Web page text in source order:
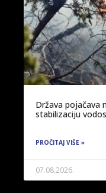
Država pojačava
stabilizaciju
PROČITAJ VIŠE »
07.08.2026.